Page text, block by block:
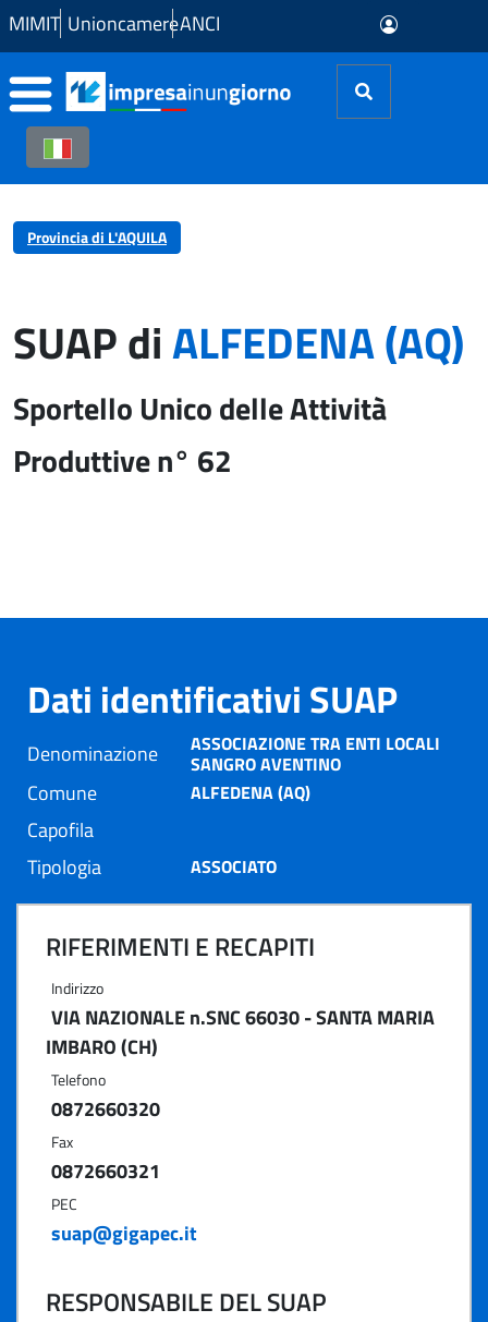
Skip to Main Content
MIMIT UnioncamereANCI
Provincia di L'AQUILA
SUAP diALFEDENA (AQ)
Sportello Unico delle Attività
Produttive n° 62
Dati identificativi SUAP
Denominazione ASSOCIAZIONE TRA ENTI LOCALI
SANGRO AVENTINO
Comune ALFEDENA (AQ)
Capofila
Tipologia
ASSOCIATO
RIFERIMENTI E RECAPITI
Indirizzo
VIA NAZIONALE n.SNC 66030 - SANTA MARIA
IMBARO (CH)
Telefono
0872660320
Fax
0872660321
PEC
suap@gigapec.it
RESPONSABILE DEL SUAP